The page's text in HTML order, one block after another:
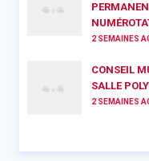
2 SEMAINES
CONSEIL
SALLE
2 SEMAINES